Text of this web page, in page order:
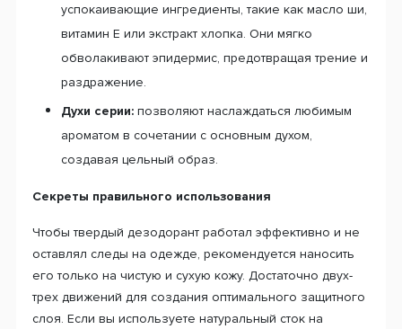
успокаивающие ингредиенты, такие как масло ши,
витамин Е или экстракт хлопка. Они мягко
обволакивают эпидермис, предотвращая трение и
раздражение.
Духи серии: позволяют наслаждаться любимым
ароматом в сочетании с основным духом,
создавая цельный образ.
Секреты правильного использования
Чтобы твердый дезодорант работал эффективно и не
оставлял следы на одежде, рекомендуется наносить
его только на чистую и сухую кожу. Достаточно двух-
трех движений для создания оптимального защитного
слоя. Если вы используете натуральный сток на